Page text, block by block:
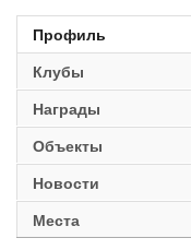
Профиль
Клубы
Награды
Объекты
Новости
Места